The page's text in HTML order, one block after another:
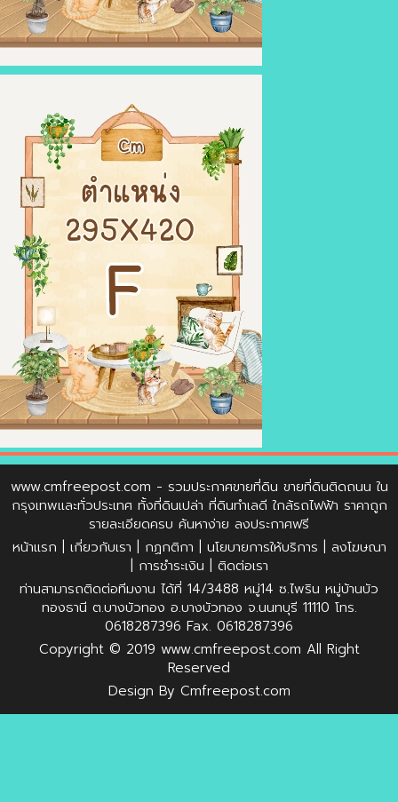
www.cmfreepost.com - รวมประกาศขายที่ดิน ขายที่ดินติดถนน ใน
กรุงเทพและทั่วประเทศ ทั้งที่ดินเปล่า ที่ดินทำเลดี ใกล้รถไฟฟ้า ราคาถูก
รายละเอียดครบ ค้นหาง่าย ลงประกาศฟรี
หน้าแรก
เกี่ยวกับเรา กฏกติกา นโยบายการให้บริการ
ลงโฆษณา
การชำระเงิน
ติดต่อเรา
ท่านสามารถติดต่อทีมงาน ได้ที่ 14/3488 หมู่14 ซ.ไพริน หมู่บ้านบัว
ทองธานี ต.บางบัวทอง อ.บางบัวทอง จ.นนทบุรี 11110 โทร.
0618287396 Fax. 0618287396
Copyright © 2019 www.cmfreepost.com All Right
Reserved
Design By Cmfreepost.com